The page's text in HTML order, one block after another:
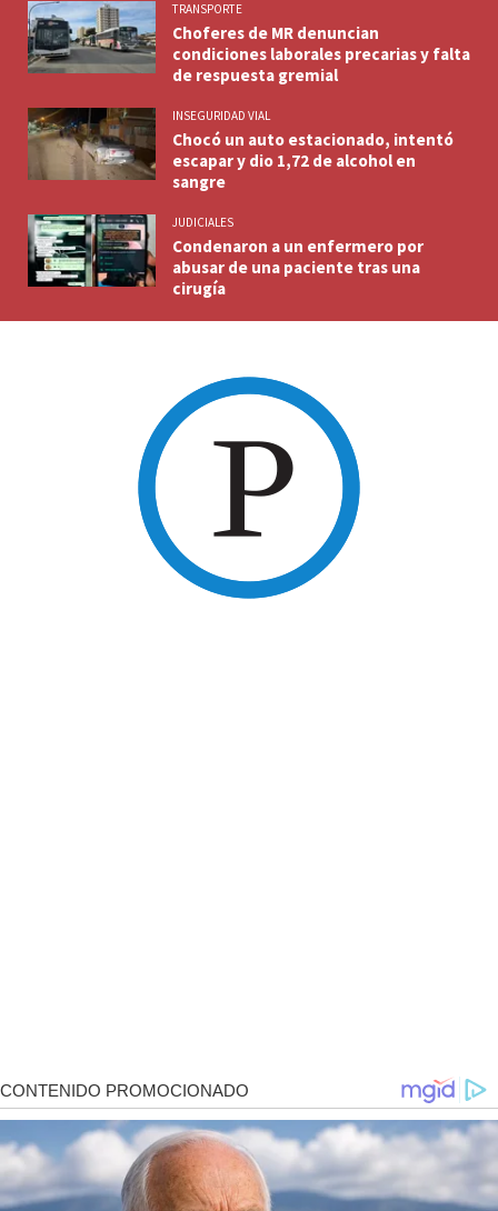
TRANSPORTE
Choferes de MR denuncian
condiciones laborales precarias y falta
de respuesta gremial
INSEGURIDAD VIAL
Chocó un auto estacionado, intentó
escapar y dio 1,72 de alcohol en
sangre
JUDICIALES
Condenaron a un enfermero por
abusar de una paciente tras una
cirugía